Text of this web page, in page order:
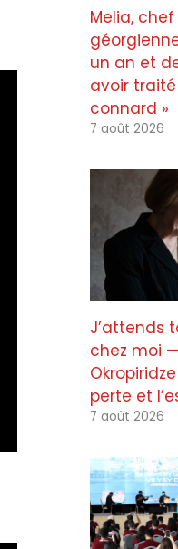
Melia,
un an et
avoir
connard »
7 août 2026
J’attends
chez moi
perte et
7 août 2026